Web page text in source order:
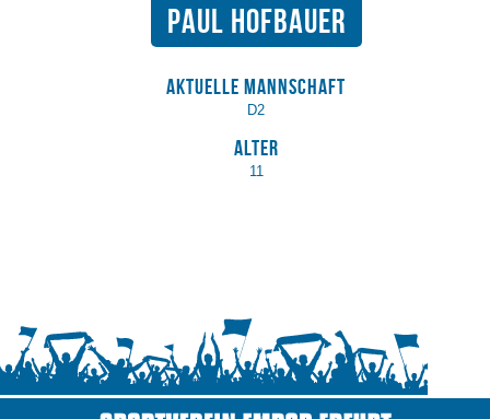
Paul Hofbauer
Aktuelle Mannschaft
D2
Alter
11